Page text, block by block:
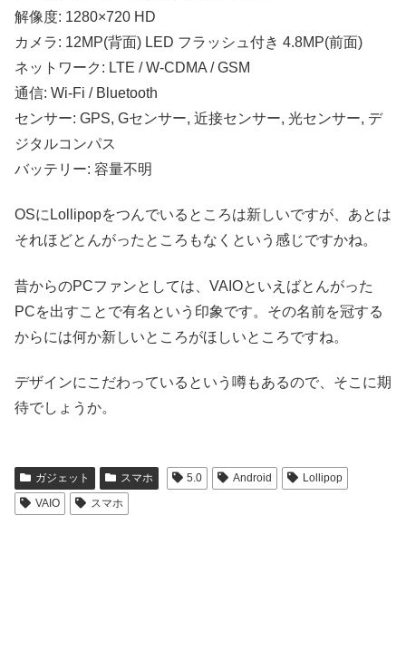
解像度: 1280×720 HD
カメラ: 12MP(背面) LED フラッシュ付き 4.8MP(前面)
ネットワーク: LTE / W-CDMA / GSM
通信: Wi-Fi / Bluetooth
センサー: GPS, Gセンサー, 近接センサー, 光センサー, デ
ジタルコンパス
バッテリー: 容量不明
OSにLollipopをつんでいるところは新しいですが、あとは
それほどとんがったところもなくという感じですかね。
昔からのPCファンとしては、VAIOといえばとんがった
PCを出すことで有名という印象です。その名前を冠する
からには何か新しいところがほしいところですね。
デザインにこだわっているという噂もあるので、そこに期
待でしょうか。
ガジェット スマホ 5.0 Android
Lollipop
VAIO
スマホ